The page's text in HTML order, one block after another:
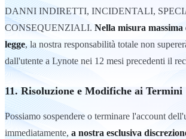
DANNI INDIRETTI, INCIDENTALI,
CONSEQUENZIALI. Nella misura massima
legge, la nostra responsabilità totale non
dall'utente a Lynote nei 12 mesi precedenti il
11. Risoluzione e Modifiche ai Termini
Possiamo sospendere o terminare l'account
immediatamente, a nostra esclusiva